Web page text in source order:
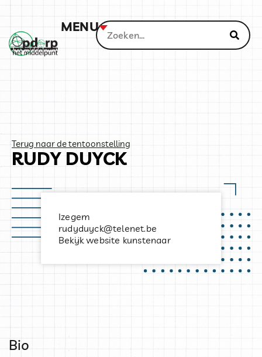
MENU
Terug naar de tentoonstelling
RUDY DUYCK
Izegem
rudyduyck@telenet.be
Bekijk website kunstenaar
Bio